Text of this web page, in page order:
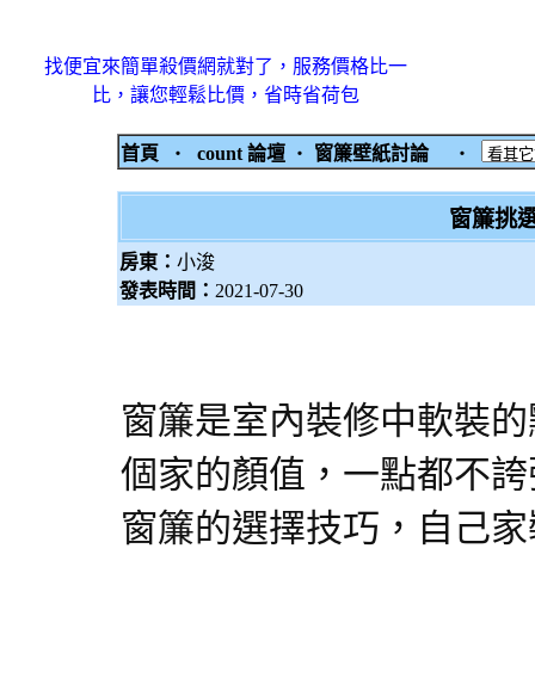
找便宜來簡單殺價網就對了，服務價格比一
比，讓您輕鬆比價，省時省荷包
首頁 ‧ count 論壇 ‧ 窗簾壁紙討論 ‧
窗簾挑
房東： 小浚
發表時間： 2021-07-30
窗簾是室內裝修中軟裝
個家的顏值，一點都不
窗簾的選擇技巧，自己